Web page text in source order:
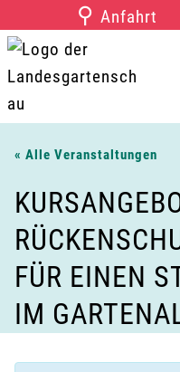
Inhalt
springen
⚲ Anfahrt
« Alle Veranstaltungen
FÜR EINEN
IM